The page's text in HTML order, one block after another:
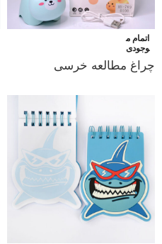
اتمام م
وجودی
چراغ مطالعه خرسی